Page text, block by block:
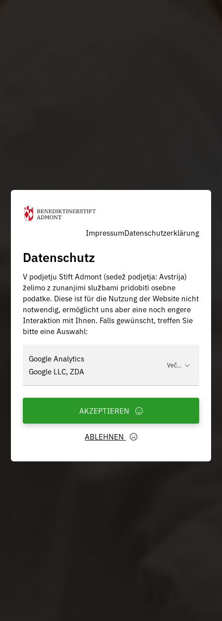
ImpressumDatenschutzerklärung
Datenschutz
V podjetju Stift Admont (sedež podjetja: Avstrija)
želimo z zunanjimi službami pridobiti osebne
podatke. Diese ist für die Nutzung der Website nicht
notwendig, ermöglicht uns aber eine noch engere
Interaktion mit Ihnen. Falls gewünscht, treffen Sie
bitte eine Auswahl:
Google Analytics
Google LLC, ZDA
Več...
ABLEHNEN
AKZEPTIEREN